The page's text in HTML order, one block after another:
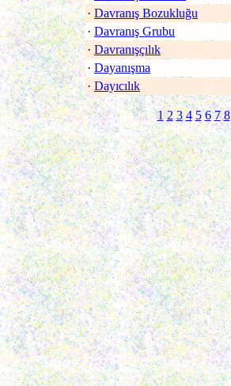
· Davranış Bozukluğu
· Davranış Grubu
· Davranışçılık
· Dayanışma
· Dayıcılık
1 2 3 4 5 6 7 8